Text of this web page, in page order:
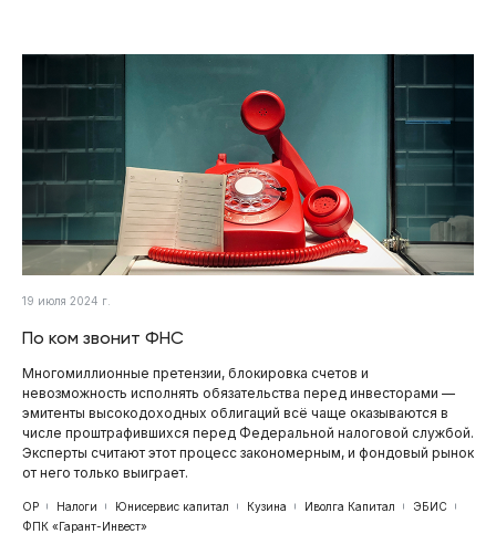
19 июля 2024 г.
По ком звонит ФНС
Многомиллионные претензии, блокировка счетов и
невозможность исполнять обязательства перед инвесторами —
эмитенты высокодоходных облигаций всё чаще оказываются в
числе проштрафившихся перед Федеральной налоговой службой.
Эксперты считают этот процесс закономерным, и фондовый рынок
от него только выиграет.
ОР Налоги Юнисервис капитал Кузина Иволга Капитал
ЭБИС
ФПК «Гарант-Инвест»